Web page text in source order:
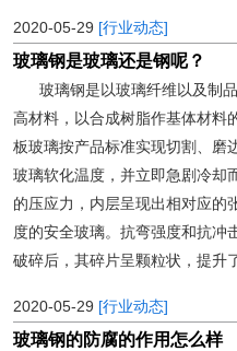
2020-05-29 [行业动态]
玻璃钢是玻璃还是钢呢？
玻璃钢是以玻璃纤维以及制
高材料，以合成树脂作基体材料
板玻璃按产品标准实现切割、磨
玻璃软化温度，并立即急剧冷却
的压应力，内层呈现出相对应的
度的安全玻璃。抗弯强度和抗冲
破碎后，其碎片呈颗粒状，提升
2020-05-29 [行业动态]
玻璃钢的防腐的作用怎么样